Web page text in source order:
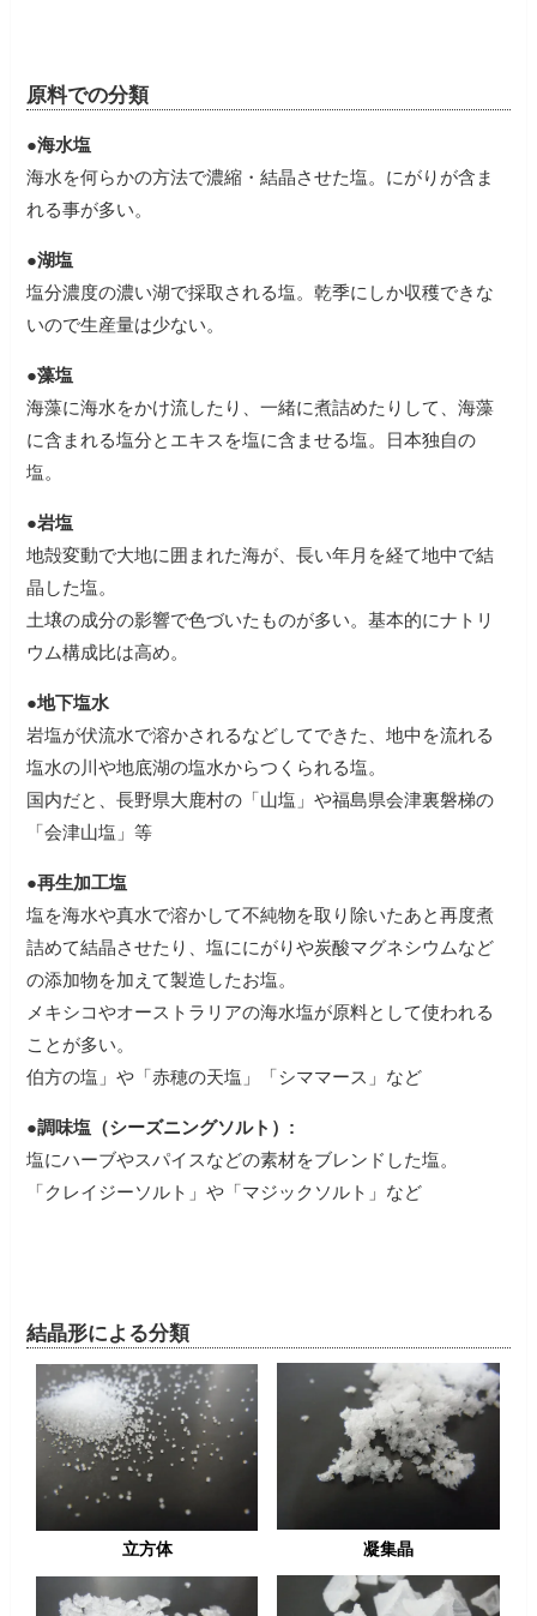
原料での分類
●海水塩
海水を何らかの方法で濃縮・結晶させた塩。にがりが含ま
れる事が多い。
●湖塩
塩分濃度の濃い湖で採取される塩。乾季にしか収穫できな
いので生産量は少ない。
●藻塩
海藻に海水をかけ流したり、一緒に煮詰めたりして、海藻
に含まれる塩分とエキスを塩に含ませる塩。日本独自の
塩。
●岩塩
地殻変動で大地に囲まれた海が、長い年月を経て地中で結
晶した塩。
土壌の成分の影響で色づいたものが多い。基本的にナトリ
ウム構成比は高め。
●地下塩水
岩塩が伏流水で溶かされるなどしてできた、地中を流れる
塩水の川や地底湖の塩水からつくられる塩。
国内だと、長野県大鹿村の「山塩」や福島県会津裏磐梯の
「会津山塩」等
●再生加工塩
塩を海水や真水で溶かして不純物を取り除いたあと再度煮
詰めて結晶させたり、塩ににがりや炭酸マグネシウムなど
の添加物を加えて製造したお塩。
メキシコやオーストラリアの海水塩が原料として使われる
ことが多い。
伯方の塩」や「赤穂の天塩」「シママース」など
●調味塩（シーズニングソルト）:
塩にハーブやスパイスなどの素材をブレンドした塩。
「クレイジーソルト」や「マジックソルト」など
結晶形による分類
立方体 凝集晶